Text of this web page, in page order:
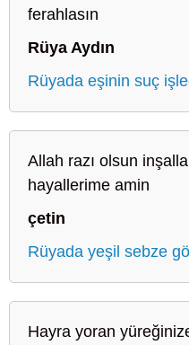
ferahlasın
Rüya Aydın
Rüyada eşinin suç
Allah razı olsun
hayallerime amin
çetin
Rüyada yeşil sebze
Hayra yoran